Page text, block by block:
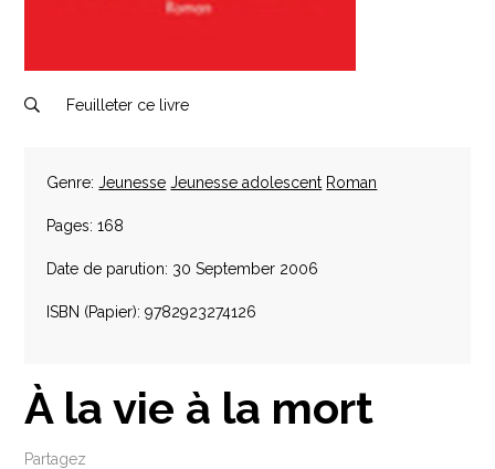
Feuilleter ce livre
Genre:Jeunesse Jeunesse adolescent Roman
Pages: 168
Date de parution: 30 September 2006
ISBN (Papier): 9782923274126
À la vie à la mort
Partagez